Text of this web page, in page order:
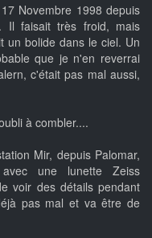
17 Novembre 1998 depuis
Il faisait très froid, mais
un bolide dans le ciel. Un
que je n'en reverrai
c'était pas mal aussi,
à combler....
Mir, depuis Palomar,
une lunette Zeiss
voir des détails pendant
pas mal et va être de